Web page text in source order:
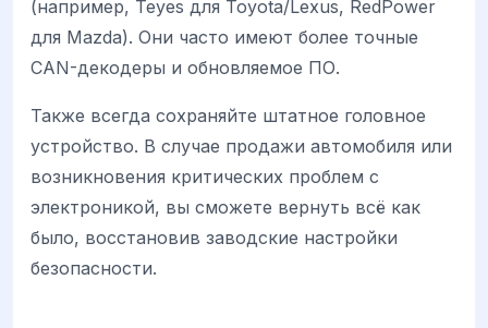
(например, Teyes для Toyota/Lexus, RedPower
для Mazda). Они часто имеют более точные
CAN-декодеры и обновляемое ПО.
Также всегда сохраняйте штатное головное
устройство. В случае продажи автомобиля или
возникновения критических проблем с
электроникой, вы сможете вернуть всё как
было, восстановив заводские настройки
безопасности.